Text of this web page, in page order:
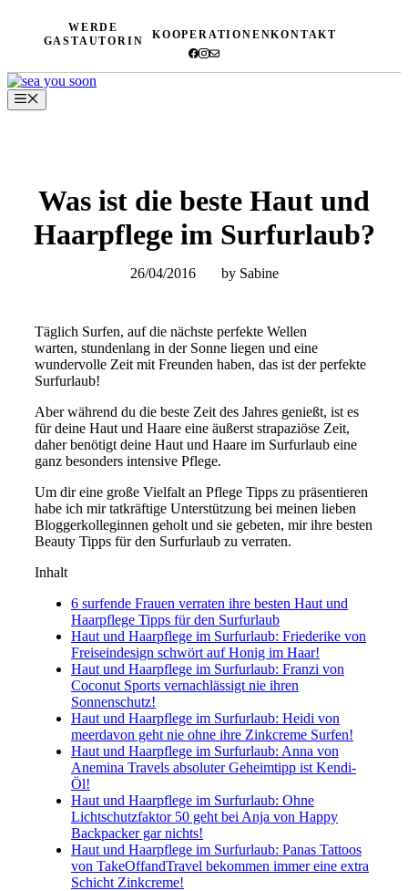
springen
WERDE
GASTAUTORIN
KOOPERATIONENKONTAKT
Menü
Was ist die beste Haut und
Haarpflege im Surfurlaub?
26/04/2016 by Sabine
Täglich Surfen, auf die nächste perfekte Wellen
warten, stundenlang in der Sonne liegen und eine
wundervolle Zeit mit Freunden haben, das ist der perfekte
Surfurlaub!
Aber während du die beste Zeit des Jahres genießt, ist es
für deine Haut und Haare eine äußerst strapaziöse Zeit,
daher benötigt deine Haut und Haare im Surfurlaub eine
ganz besonders intensive Pflege.
Um dir eine große Vielfalt an Pflege Tipps zu präsentieren
habe ich mir tatkräftige Unterstützung bei meinen lieben
Bloggerkolleginnen geholt und sie gebeten, mir ihre besten
Beauty Tipps für den Surfurlaub zu verraten.
Inhalt
6 surfende Frauen verraten ihre besten Haut und
Haarpflege Tipps für den Surfurlaub
Haut und Haarpflege im Surfurlaub: Friederike von
Freiseindesign schwört auf Honig im Haar!
Haut und Haarpflege im Surfurlaub: Franzi von
Coconut Sports vernachlässigt nie ihren
Sonnenschutz!
Haut und Haarpflege im Surfurlaub: Heidi von
meerdavon geht nie ohne ihre Zinkcreme Surfen!
Haut und Haarpflege im Surfurlaub: Anna von
Anemina Travels absoluter Geheimtipp ist Kendi-
Öl!
Haut und Haarpflege im Surfurlaub: Ohne
Lichtschutzfaktor 50 geht bei Anja von Happy
Backpacker gar nichts!
Haut und Haarpflege im Surfurlaub: Panas Tattoos
von TakeOffandTravel bekommen immer eine extra
Schicht Zinkcreme!